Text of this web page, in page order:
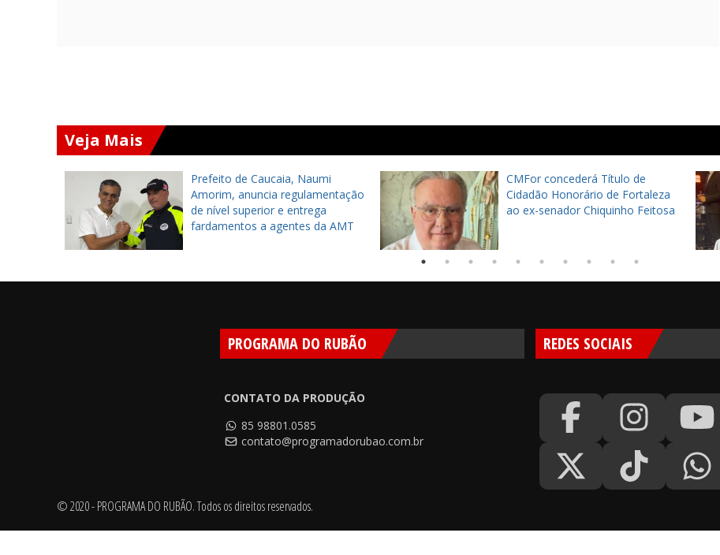
Veja Mais
Prefeito de Caucaia, Naumi
Amorim, anuncia regulamentação
de nível superior e entrega
fardamentos a agentes da AMT
CMFor concederá Título de
Cidadão Honorário de Fortaleza
ao ex-senador Chiquinho Feitosa
PROGRAMA DO RUBÃO
CONTATO DA PRODUÇÃO
85 98801.0585
contato@programadorubao.com.br
REDES SOCIAIS
© 2020 - PROGRAMA DO RUBÃO. Todos os direitos reservados.